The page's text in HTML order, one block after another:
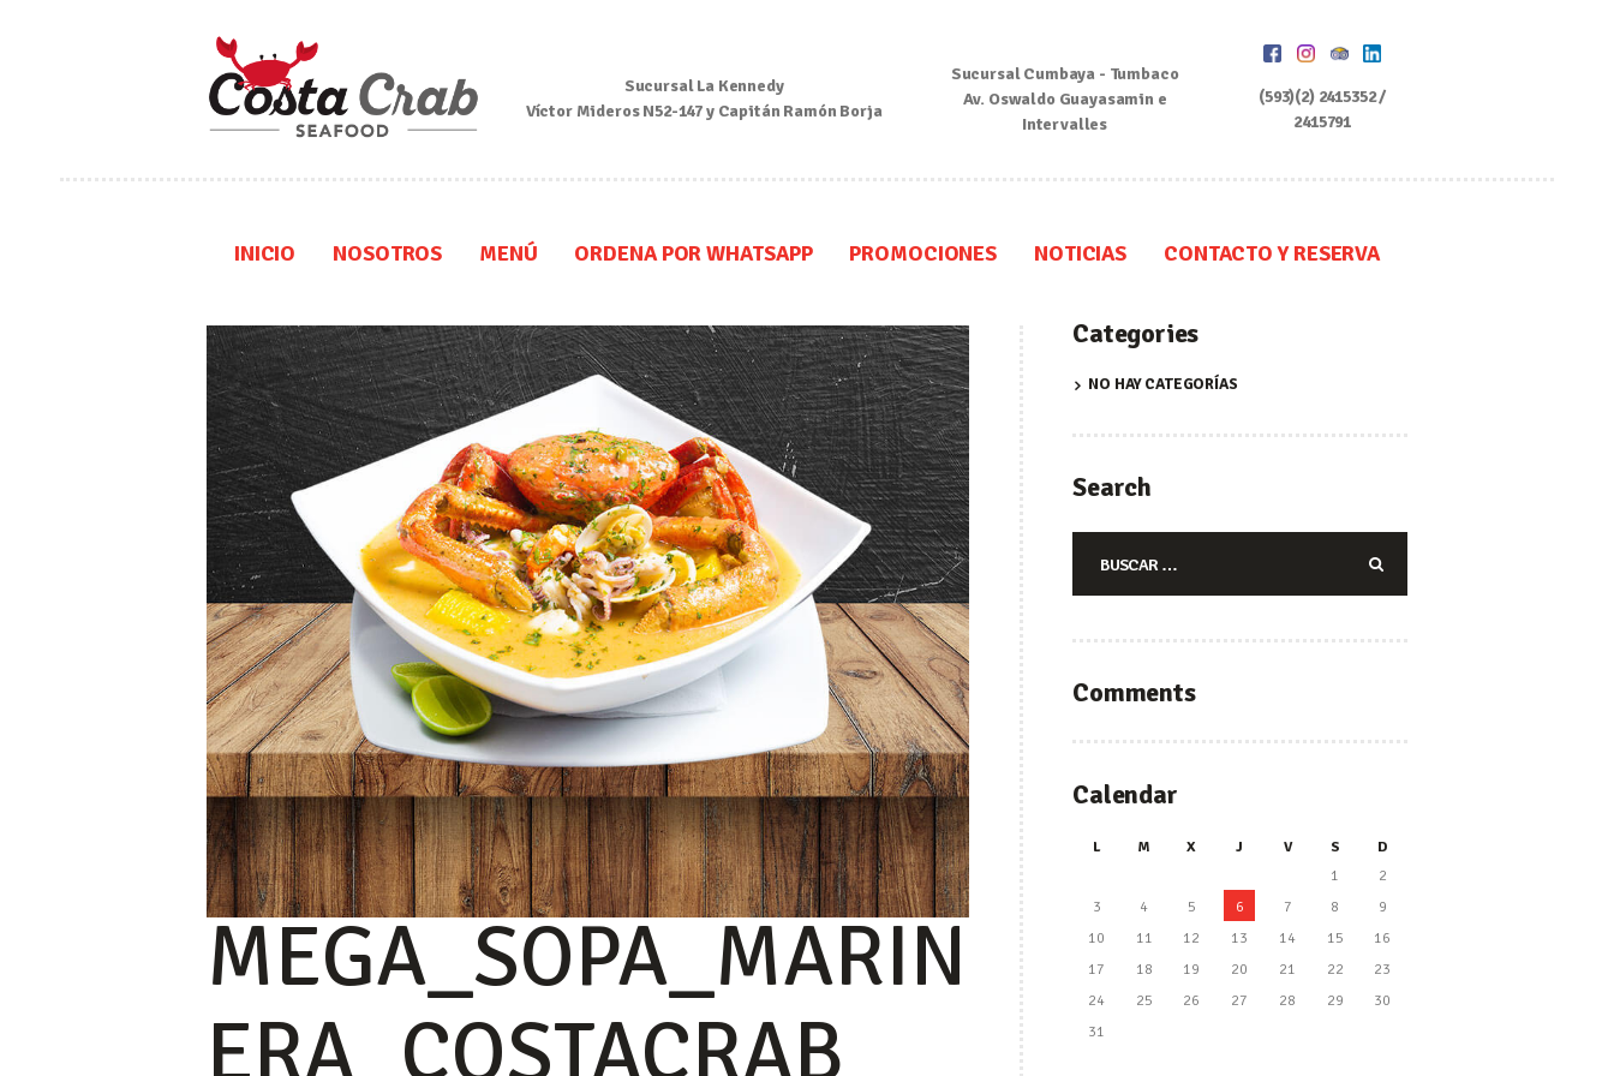
Sucursal La Kennedy
Víctor Mideros N52-147 y Capitán Ramón Borja
Sucursal Cumbaya - Tumbaco
Av. Oswaldo Guayasamin e
Intervalles
(593)(2) 2415352 /
2415791
INICIO NOSOTROS MENÚ ORDENA POR WHATSAPP PROMOCIONES NOTICIAS CONTACTO Y RESERVA
Nosotros
Noticias
Contacto y Reserva
MEGA_SOPA_MARIN
ERA_COSTACRAB
Categories
NO HAY CATEGORÍAS
Search
Comments
Calendar
L M X J V S
D
1
2
3
4 5 6 7 8
9
10
11 12 13 14 15
16
17
18 19 20 21 22
23
24
25 26 27 28 29
30
31